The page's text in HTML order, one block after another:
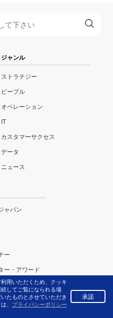
ジャンル
ストラテジー
ピープル
オペレーション
IT
カスタマーサクセス
データ
ニュース
ャパン
ー
ー・アワード
プライバ
用いただくため、クッキ
してご覧になられる場
たものとさせていただき
、 プライバシーポリシー
承諾